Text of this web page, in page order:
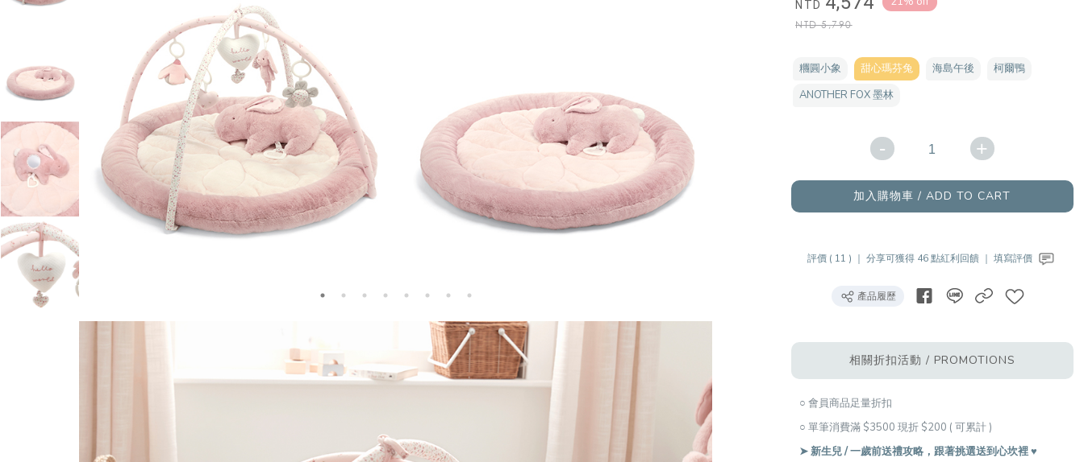
NTD
NTD5,790
糰圓小象 甜心瑪芬兔 海島午後
柯爾鴨
ANOTHER FOX 墨林
- +
加入購物車 / ADD TO CART
評價 ( 11 ) ｜ 分享可獲得 46 點紅利回饋 ｜ 填寫評價
產品履歷
相關折扣活動 / PROMOTIONS
○ 會員商品足量折扣
○ 單筆消費滿 $3500 現折 $200 ( 可累計 )
➤ 新生兒 / 一歲前送禮攻略，跟著挑選送到心坎裡 ♥︎